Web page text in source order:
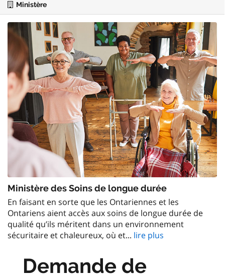
Ministère
Ministère des Soins de longue durée
En faisant en sorte que les Ontariennes et les
Ontariens aient accès aux soins de longue durée de
qualité qu’ils méritent dans un environnement
sécuritaire et chaleureux, où et... lire plus
Demande de